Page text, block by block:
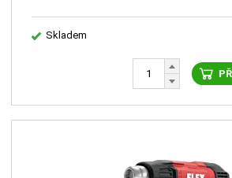
Skladem